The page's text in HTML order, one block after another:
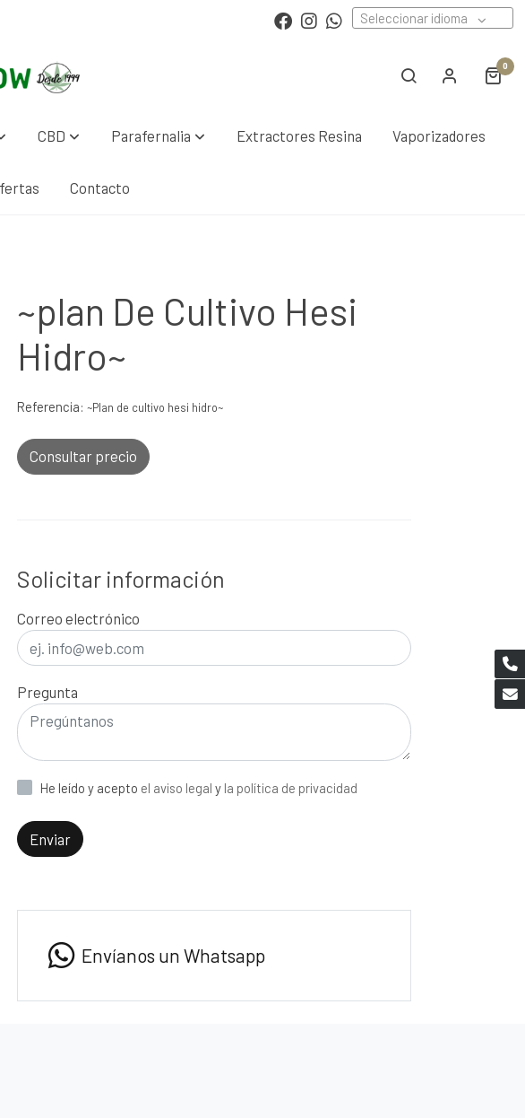
Seleccionar idioma
0
CBD Parafernalia Extractores Resina Vaporizadores
Contacto
~plan De Cultivo Hesi
Hidro~
Referencia:~Plan de cultivo hesi hidro~
Consultar precio
Solicitar información
Correo electrónico
Pregunta
He leído y acepto el aviso legal y la política de privacidad
Enviar
Envíanos un Whatsapp